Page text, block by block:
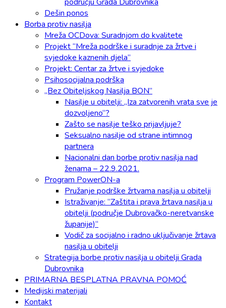
Dešin ponos
Borba protiv nasilja
Mreža OCDova: Suradnjom do kvalitete
Projekt “Mreža podrške i suradnje za žrtve i
svjedoke kaznenih djela”
Projekt: Centar za žrtve i svjedoke
Psihosocijalna podrška
„Bez Obiteljskog Nasilja BON”
Nasilje u obitelji: „Iza zatvorenih vrata sve je
dozvoljeno“?
Zašto se nasilje teško prijavljuje?
Seksualno nasilje od strane intimnog
partnera
Nacionalni dan borbe protiv nasilja nad
ženama – 22.9.2021.
Program PowerON-a
Pružanje podrške žrtvama nasilja u obitelji
Istraživanje: “Zaštita i prava žrtava nasilja u
obitelji (područje Dubrovačko-neretvanske
županije)“
Vodič za socijalno i radno uključivanje žrtava
nasilja u obitelji
Strategija borbe protiv nasilja u obitelji Grada
Dubrovnika
PRIMARNA BESPLATNA PRAVNA POMOĆ
Medijski materijali
Kontakt